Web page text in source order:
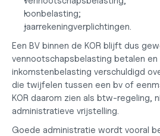
loonbelasting;
jaarrekeningverplichtingen.
Een BV binnen de KOR blijft dus
vennootschapsbelasting betalen
inkomstenbelasting verschuldigd
die twijfelen tussen een bv of
KOR daarom zien als btw-regeling,
administratieve vrijstelling.
Goede administratie wordt vooral